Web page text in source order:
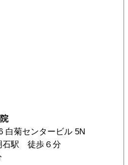
白菊センタービル 5N
石駅 徒歩６分